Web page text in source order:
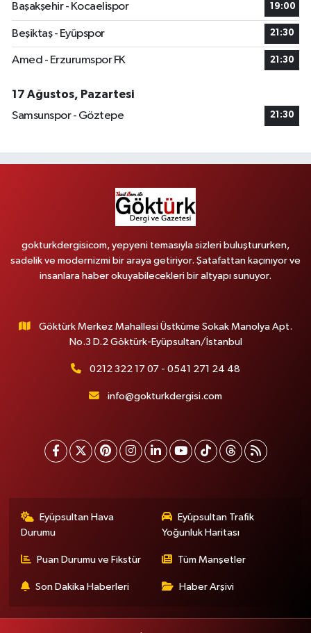
Başakşehir - Kocaelispor
19:00
Beşiktaş - Eyüpspor 21:30
Amed - Erzurumspor FK 21:30
17 Ağustos, Pazartesi
Samsunspor - Göztepe
21:30
gokturkdergisicom, yepyeni temasıyla sizleri buluştururken,
sadelik ve modernizmi bir araya getiriyor. Şatafattan kaçınıyor ve
insanlara haber okuyabilecekleri bir altyapı sunuyor.
Göktürk Merkez Mahallesi Üstküme Sokak Manolya Apt.
No.3 D.2 Göktürk-Eyüpsultan/İstanbul
0212 322 17 07 - 0541 271 24 48
info@gokturkdergisi.com
Eyüpsultan Hava
Durumu
Eyüpsultan Trafik
Yoğunluk Haritası
Puan Durumu ve Fikstür Tüm Manşetler
Son Dakika Haberleri Haber Arşivi